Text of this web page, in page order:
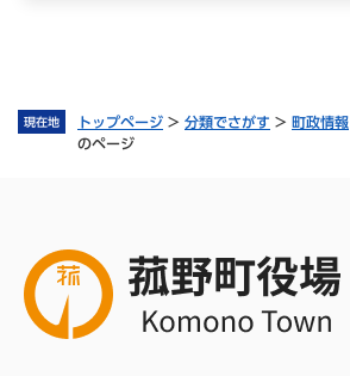
現在地 トップページ > 分類でさがす > 町政情報
のページ